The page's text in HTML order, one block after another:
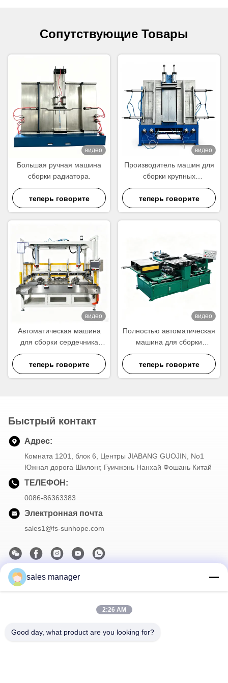
Сопутствующие Товары
видео
Большая ручная машина
сборки радиатора.
теперь говорите
видео
Производитель машин для
сборки крупных
радиаторных блоков |
Сборщик теплообменных
блоков 1200×1000 мм
теперь говорите
видео
Автоматическая машина
для сборки сердечника
автомобильного
конденсатора |
Оборудование для
сердечников
теперь говорите
видео
Полностью автоматическая
машина для сборки
сердцевины радиатора |
Высокопроизводительное
оборудование для сборки
теперь говорите
Быстрый контакт
Адрес:
Комната 1201, блок 6, Центры JIABANG GUOJIN, No1
Южная дорога Шилонг, Гуичжэнь Нанхай Фошань Китай
ТЕЛЕФОН:
0086-86363383
Электронная почта
sales1@fs-sunhope.com
Наша рассылка
получения скидок и прочего.
sales manager
2:26 AM
Good day, what product are you looking for?